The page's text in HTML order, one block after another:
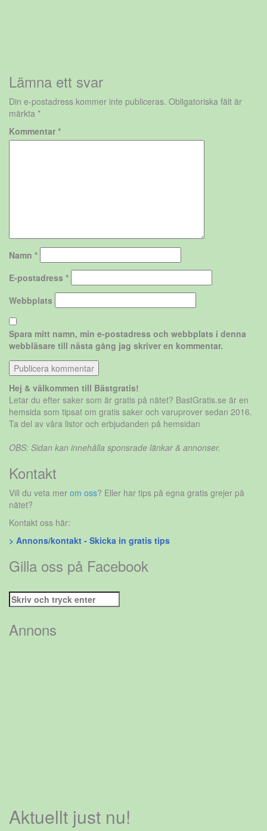
Lämna ett svar
Din e-postadress kommer inte publiceras. Obligatoriska fält är
märkta *
Kommentar *
Namn *
E-postadress *
Webbplats
Spara mitt namn, min e-postadress och webbplats i denna
webbläsare till nästa gång jag skriver en kommentar.
Hej & välkommen till Bästgratis!
Letar du efter saker som är gratis på nätet? BastGratis.se är en
hemsida som tipsat om gratis saker och varuprover sedan 2016.
Ta del av våra listor och erbjudanden på hemsidan
OBS: Sidan kan innehålla sponsrade länkar & annonser.
Kontakt
Vill du veta mer om oss? Eller har tips på egna gratis grejer på
nätet?
Kontakt oss här:
> Annons/kontakt - Skicka in gratis tips
Gilla oss på Facebook
Sök
efter:
Annons
Aktuellt just nu!